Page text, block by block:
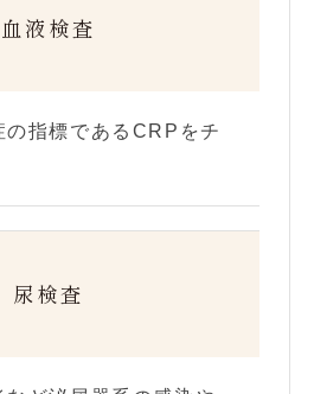
血液検査
の指標であるCRPをチ
尿検査